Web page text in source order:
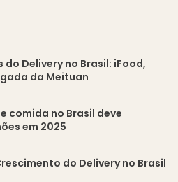
Delivery no Brasil: iFood,
da Meituan
comida no Brasil deve
em 2025
do Delivery no Brasil